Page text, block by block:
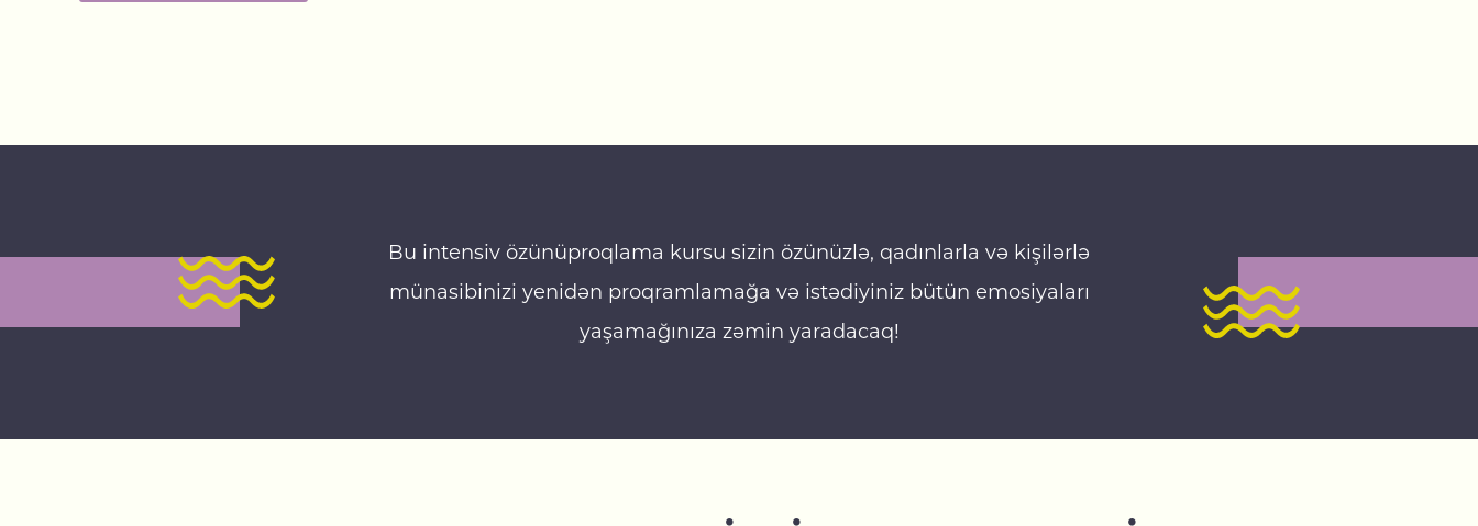
Bu intensiv özünüproqlama kursu sizin özünüzlə, qadınlarla və kişilərlə
münasibinizi yenidən proqramlamağa və istədiyiniz bütün emosiyaları
yaşamağınıza zəmin yaradacaq!